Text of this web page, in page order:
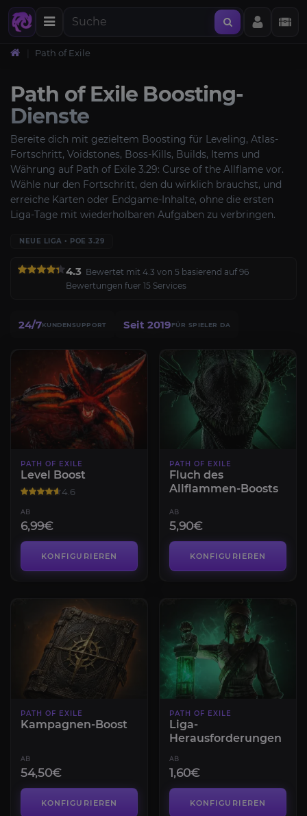
Path of Exile
Path of Exile Boosting-
Dienste
Bereite dich mit gezieltem Boosting für Leveling, Atlas-
Fortschritt, Voidstones, Boss-Kills, Builds, Items und
Währung auf Path of Exile 3.29: Curse of the Allflame vor.
Wähle nur den Fortschritt, den du wirklich brauchst, und
erreiche Karten oder Endgame-Inhalte, ohne die ersten
Liga-Tage mit wiederholbaren Aufgaben zu verbringen.
NEUE LIGA • POE 3.29
4.3 Bewertet mit 4.3 von 5 basierend auf 96
Bewertungen fuer 15 Services
24/7KUNDENSUPPORT Seit 2019FÜR SPIELER DA
PATH OF EXILE
Level Boost
4.6
AB
6,99€
KONFIGURIEREN
PATH OF EXILE
Fluch des
Allflammen-Boosts
AB
5,90€
KONFIGURIEREN
PATH OF EXILE
Kampagnen-Boost
AB
54,50€
KONFIGURIEREN
PATH OF EXILE
Liga-
Herausforderungen
AB
1,60€
KONFIGURIEREN